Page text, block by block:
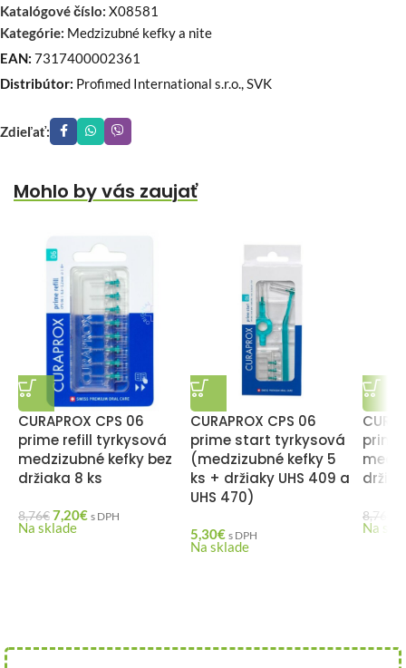
Katalógové číslo: X08581
Kategórie: Medzizubné kefky a nite
EAN: 7317400002361
Distribútor: Profimed International s.r.o., SVK
Zdieľať:
Mohlo by vás zaujať
CURAPROX CPS 06
prime refill tyrkysová
medzizubné kefky bez
držiaka 8 ks
8,76€7,20€ s DPH
Na sklade
CURAPROX CPS 06
prime start tyrkysová
(medzizubné kefky 5
ks + držiaky UHS 409 a
UHS 470)
5,30€ s DPH
Na sklade
8,76
Na